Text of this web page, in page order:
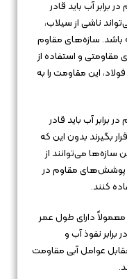
برابر آب باید قادر
ناشی از سیلاب،
باشد. سازه‌های مقاوم
مقاومتی و استفاده از
این مقاومت را به
برابر آب باید قادر
بگیرند بدون این که
سازه‌ها می‌توانند از
پوشش‌های مقاوم در
کنند.
معمولاً دارای طول عمر
نفوذ آب و
عوامل آبی مقاومت